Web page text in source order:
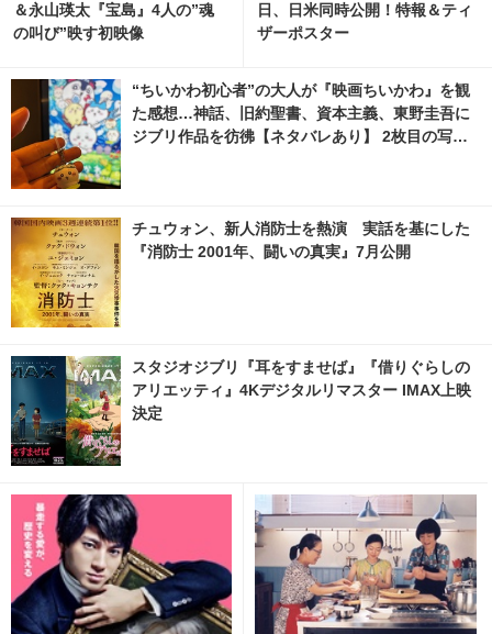
＆永山瑛太『宝島』4人の”魂
の叫び”映す初映像
日、日米同時公開！特報＆ティ
ザーポスター
“ちいかわ初心者”の大人が『映画ちいかわ』を観
た感想…神話、旧約聖書、資本主義、東野圭吾に
ジブリ作品を彷彿【ネタバレあり】 2枚目の写
チュウォン、新人消防士を熱演 実話を基にした
『消防士 2001年、闘いの真実』7月公開
スタジオジブリ『耳をすませば』『借りぐらしの
アリエッティ』4Kデジタルリマスター IMAX上映
決定